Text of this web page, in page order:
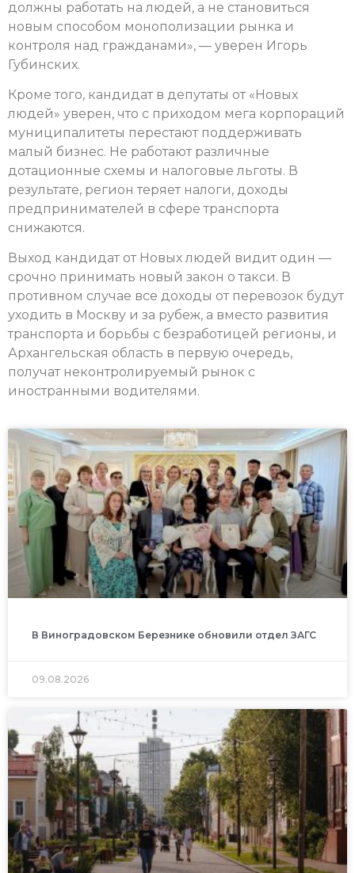
должны работать на людей, а не становиться
новым способом монополизации рынка и
контроля над гражданами», — уверен Игорь
Губинских.
Кроме того, кандидат в депутаты от «Новых
людей» уверен, что с приходом мега корпораций
муниципалитеты перестают поддерживать
малый бизнес. Не работают различные
дотационные схемы и налоговые льготы. В
результате, регион теряет налоги, доходы
предпринимателей в сфере транспорта
снижаются.
Выход кандидат от Новых людей видит один —
срочно принимать новый закон о такси. В
противном случае все доходы от перевозок будут
уходить в Москву и за рубеж, а вместо развития
транспорта и борьбы с безработицей регионы, и
Архангельская область в первую очередь,
получат неконтролируемый рынок с
иностранными водителями.
В Виноградовском Березнике обновили отдел ЗАГС
09.08.2026